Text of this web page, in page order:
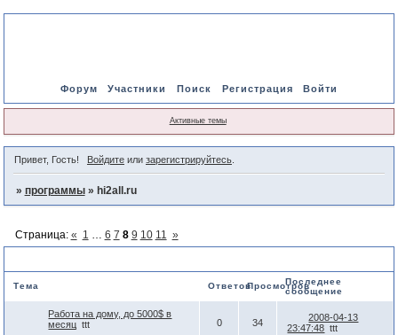
Форум Участники Поиск Регистрация Войти
Активные темы
Привет, Гость! Войдитеили зарегистрируйтесь.
» программы » hi2all.ru
Страница: « 1 … 6 7 8 9 10 11 »
Тема ОтветовПросмотровПоследнее
сообщение
Работа на дому, до 5000$ в
месяц ttt 0 34
2008-04-13
23:47:48 ttt